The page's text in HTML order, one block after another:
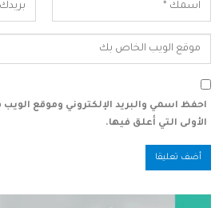
احفظ اسمي والبريد الإلكتروني وموقع
الأولى التي أعلق فيها.